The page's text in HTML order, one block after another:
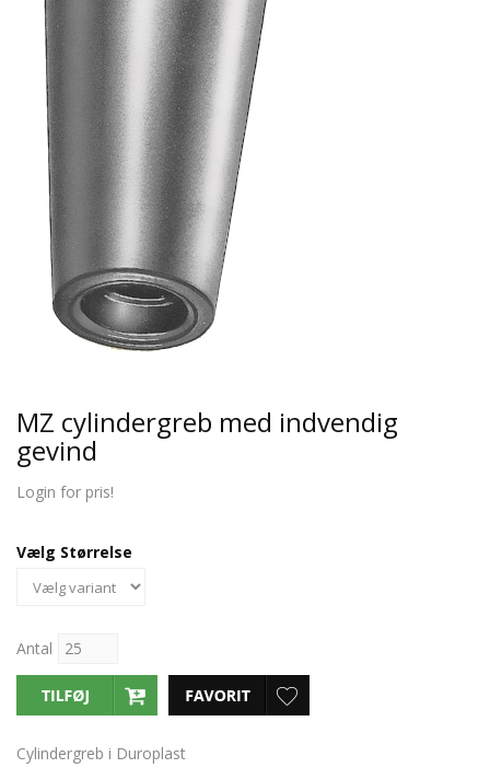
MZ cylindergreb med indvendig
gevind
Login for pris!
Vælg Størrelse
Antal
Cylindergreb i Duroplast